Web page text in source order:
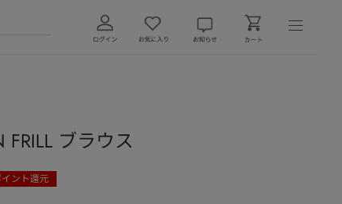
FRILL ブラウス
ント還元